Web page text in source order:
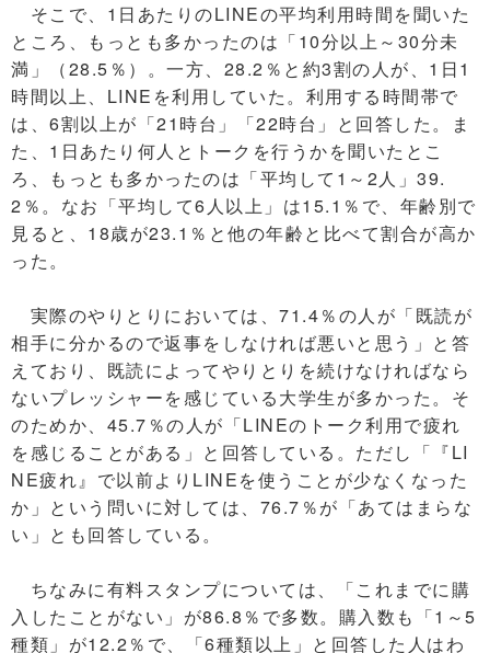
そこで、1日あたりのLINEの平均利用時間を聞いた
ところ、もっとも多かったのは「10分以上～30分未
満」（28.5％）。一方、28.2％と約3割の人が、1日1
時間以上、LINEを利用していた。利用する時間帯で
は、6割以上が「21時台」「22時台」と回答した。ま
た、1日あたり何人とトークを行うかを聞いたとこ
ろ、もっとも多かったのは「平均して1～2人」39.
2％。なお「平均して6人以上」は15.1％で、年齢別で
見ると、18歳が23.1％と他の年齢と比べて割合が高か
った。
実際のやりとりにおいては、71.4％の人が「既読が
相手に分かるので返事をしなければ悪いと思う」と答
えており、既読によってやりとりを続けなければなら
ないプレッシャーを感じている大学生が多かった。そ
のためか、45.7％の人が「LINEのトーク利用で疲れ
を感じることがある」と回答している。ただし「『LI
NE疲れ』で以前よりLINEを使うことが少なくなった
か」という問いに対しては、76.7％が「あてはまらな
い」とも回答している。
ちなみに有料スタンプについては、「これまでに購
入したことがない」が86.8％で多数。購入数も「1～5
種類」が12.2％で、「6種類以上」と回答した人はわ